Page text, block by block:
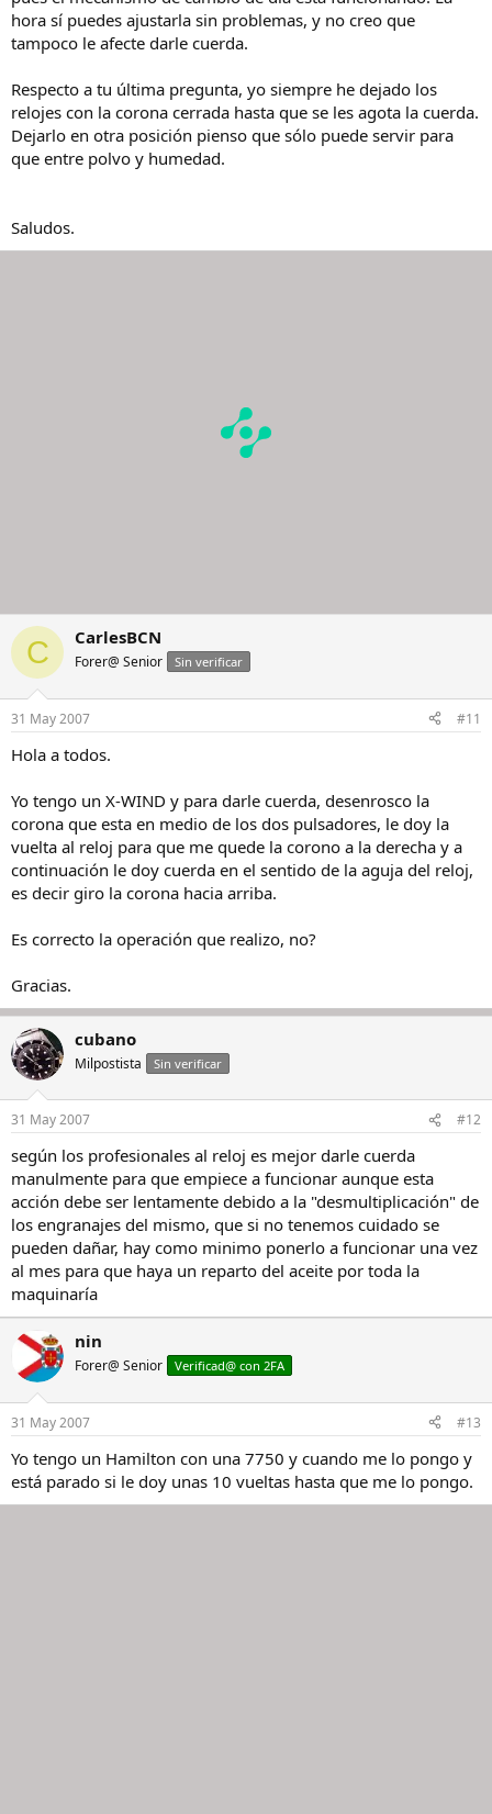
hora sí puedes ajustarla sin problemas, y no creo que
tampoco le afecte darle cuerda.
Respecto a tu última pregunta, yo siempre he dejado los
relojes con la corona cerrada hasta que se les agota la cuerda.
Dejarlo en otra posición pienso que sólo puede servir para
que entre polvo y humedad.
Saludos.
C CarlesBCN
Forer@ Senior Sin verificar
31 May 2007 #11
Hola a todos.
Yo tengo un X-WIND y para darle cuerda, desenrosco la
corona que esta en medio de los dos pulsadores, le doy la
vuelta al reloj para que me quede la corono a la derecha y a
continuación le doy cuerda en el sentido de la aguja del reloj,
es decir giro la corona hacia arriba.
Es correcto la operación que realizo, no?
Gracias.
cubano
Milpostista Sin verificar
31 May 2007 #12
según los profesionales al reloj es mejor darle cuerda
manulmente para que empiece a funcionar aunque esta
acción debe ser lentamente debido a la "desmultiplicación" de
los engranajes del mismo, que si no tenemos cuidado se
pueden dañar, hay como minimo ponerlo a funcionar una vez
al mes para que haya un reparto del aceite por toda la
maquinaría
nin
Forer@ Senior Verificad@ con 2FA
31 May 2007 #13
Yo tengo un Hamilton con una 7750 y cuando me lo pongo y
está parado si le doy unas 10 vueltas hasta que me lo pongo.